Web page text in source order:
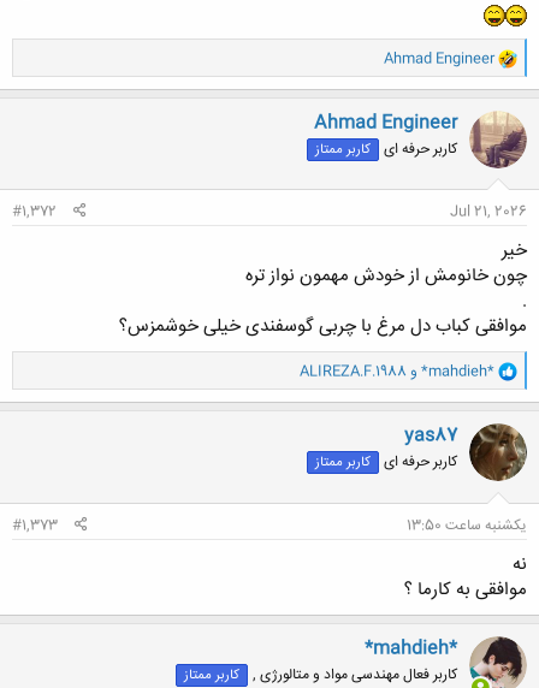
و
ا
ک
ن
ش
ه
ا
Ahmad Engineer
Ahmad Engineer
کاربر حرفه ای کاربر ممتاز
Jul 21, 2026
#1,372
خیر
چون خانومش از خودش مهمون نواز تره
.
موافقی کباب دل مرغ با چربی گوسفندی خیلی خوشمزس؟
و
ا
ک
ن
ش
ه
ا
*mahdieh* و ALIREZA.F.1988
yas87
کاربر حرفه ای کاربر ممتاز
یکشنبه ساعت 13:50 #1,373
نه
موافقی به کارما ؟
*mahdieh*
کاربر فعال مهندسی مواد و متالورژی , کاربر ممتاز